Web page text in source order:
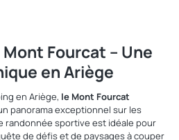
Fourcat – Une
en Ariège
en Ariège, le Mont Fourcat
panorama exceptionnel sur les
randonnée sportive est idéale pour
de défis et de paysages à couper